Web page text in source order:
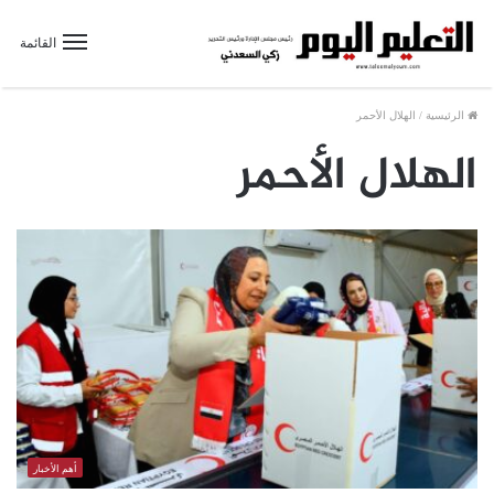
القائمة
الرئيسية / الهلال الأحمر
الهلال الأحمر
أهم الأخبار